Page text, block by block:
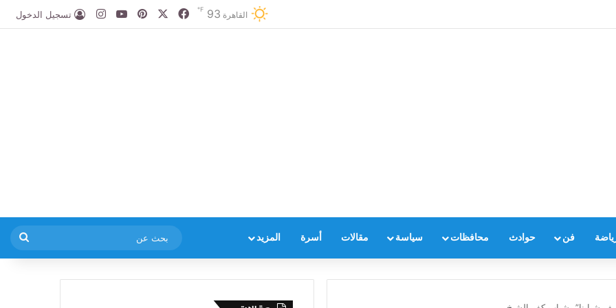
القاهرة 93
℉ فيسبوك بينتيريست‫YouTubeانستقرامتسجيل الدخول
فن حوادث محافظات سياسة مقالات أسرة المزيد
عن